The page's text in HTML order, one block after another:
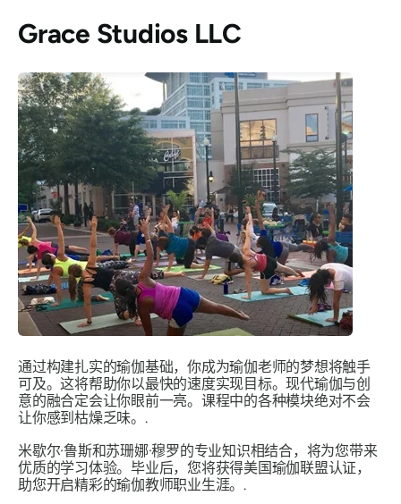
Grace Studios LLC
通过构建扎实的瑜伽基础，你成为瑜伽老师的梦想将触手
可及。这将帮助你以最快的速度实现目标。现代瑜伽与创
意的融合定会让你眼前一亮。课程中的各种模块绝对不会
让你感到枯燥乏味。.
米歇尔·鲁斯和苏珊娜·穆罗的专业知识相结合，将为您带来
优质的学习体验。毕业后，您将获得美国瑜伽联盟认证，
助您开启精彩的瑜伽教师职业生涯。.